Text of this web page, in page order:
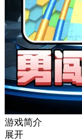
游戏简介
展开